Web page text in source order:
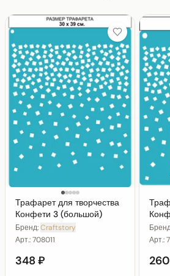
Трафарет для творчества
Конфети 3 (большой)
Бренд:Craftstory
Арт.:708011
348 ₽
Арт.: